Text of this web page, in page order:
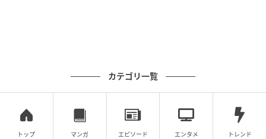
の記事をもっとみる
カテゴリ一覧
トップ マンガ エピソード エンタメ トレンド